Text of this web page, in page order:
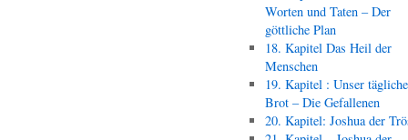
Worten und Taten – Der
göttliche Plan
18. Kapitel Das Heil der
Menschen
19. Kapitel : Unser
Brot – Die Gefallenen
20. Kapitel: Joshua der